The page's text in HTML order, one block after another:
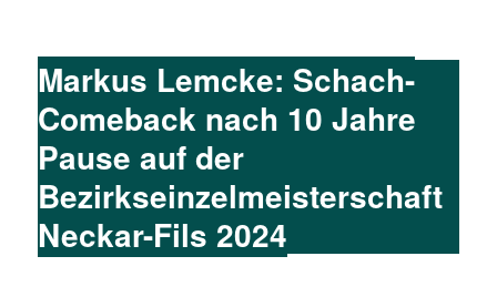
Markus Lemcke: Schach-
Comeback nach 10 Jahre
Pause auf der
Bezirkseinzelmeisterschaft
Neckar-Fils 2024